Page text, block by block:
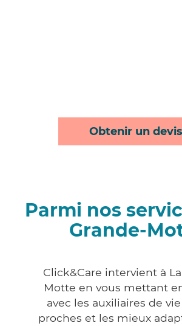
Obtenir un devis
Parmi nos
Grande-
Click&Care intervient à
Motte en vous mettant
avec les auxiliaires de
proches et les mieux